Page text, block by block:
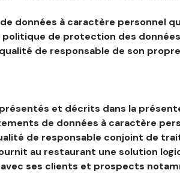
données à caractère personnel
politique de protection des
de responsable de son
et décrits dans la
de données à caractère
de responsable conjoint de
au restaurant une solution
ses clients et prospects